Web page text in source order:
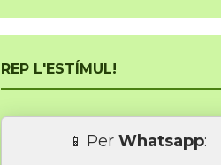
REP L'ESTÍMUL!
📱 Per Whatsapp: